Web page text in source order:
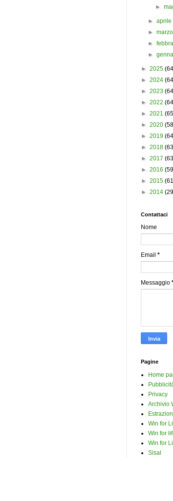
►
►aprile
►marzo
►
►
► 2025
► 2024
► 2023
► 2022
► 2021
► 2020
► 2019
► 2018
► 2017
► 2016
► 2015
► 2014
Contattaci
Nome
Email *
Messaggio
Pagine
Home
Privacy
Archivio
Win for
Win for
Win for
Sisal